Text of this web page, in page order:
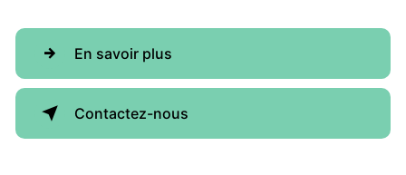
En savoir plus
Contactez-nous